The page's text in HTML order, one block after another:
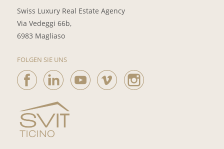
Swiss Luxury Real Estate Agency
Via Vedeggi 66b,
6983 Magliaso
FOLGEN SIE UNS